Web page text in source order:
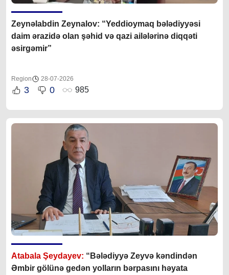
Zeynəlabdin Zeynalov: “Yeddioymaq bələdiyyəsi
daim ərazidə olan şəhid və qazi ailələrinə diqqəti
əsirgəmir”
Region 28-07-2026
3 0 985
Atabala Şeydayev: “Bələdiyyə Zeyvə kəndindən
Əmbir gölünə gedən yolların bərpasını həyata